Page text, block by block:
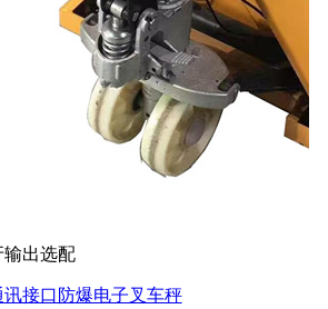
输出选配
讯接口防爆电子叉车秤